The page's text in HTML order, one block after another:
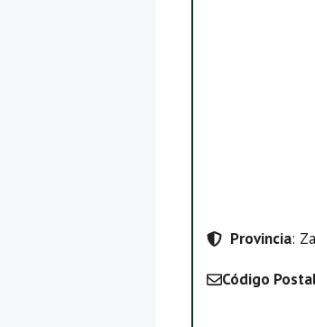
Provincia:
Código